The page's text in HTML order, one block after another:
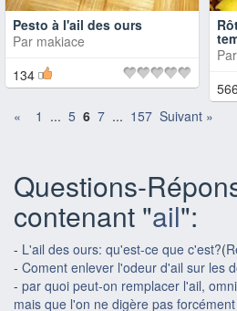
Pesto à l'ail des ours
Par makiace
134
Par
566
«
1 ... 5 6 7 ... 157 Suivant »
Questions-
contenant "ail":
- L'ail des ours: qu'est-ce que c'est?(
- Coment enlever l'odeur d'ail sur les
- par quoi peut-on remplacer l'ail,
mais que l'on ne digère pas